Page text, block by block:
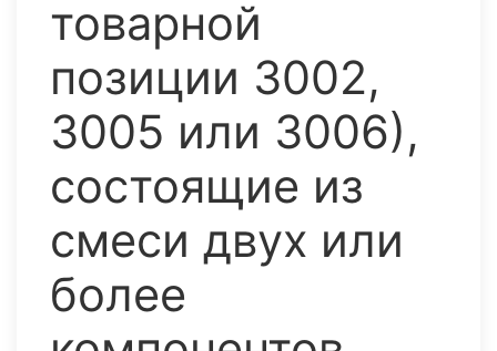
товарной
позиции 3002,
3005 или 3006),
состоящие из
смеси двух или
более